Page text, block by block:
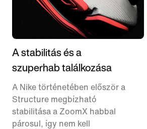
A stabilitás és a
szuperhab találkozása
A Nike történetében először a
Structure megbízható
stabilitása a ZoomX habbal
párosul, így nem kell